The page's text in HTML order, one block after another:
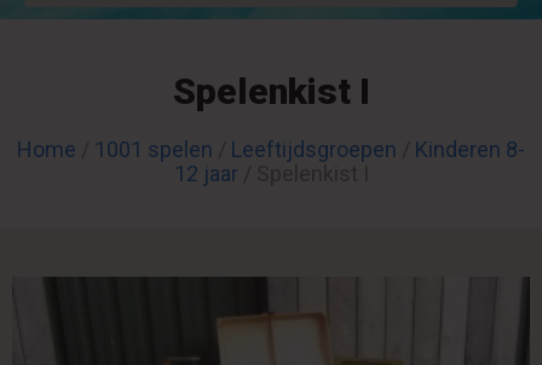
Spelenkist I
Home 1001 spelen Leeftijdsgroepen
Kinderen 8-
12 jaar